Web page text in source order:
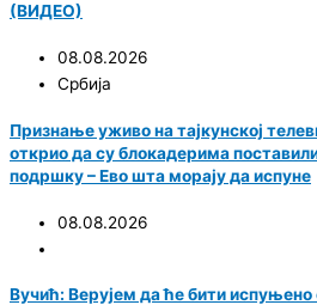
(ВИДЕО)
08.08.2026
Србија
Признање уживо на тајкунској
открио да су блокадерима
подршку – Ево шта морају да испуне
08.08.2026
Вучић: Верујем да ће бити